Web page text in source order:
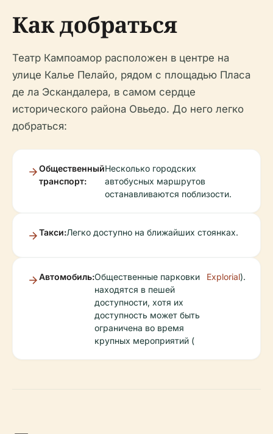
Как добраться
Театр Кампоамор расположен в центре на
улице Калье Пелайо, рядом с площадью Пласа
де ла Эскандалера, в самом сердце
исторического района Овьедо. До него легко
добраться:
Общественный
транспорт:
Несколько городских
автобусных маршрутов
останавливаются поблизости.
Такси:Легко доступно на ближайших стоянках.
Автомобиль:Общественные парковки
находятся в пешей
доступности, хотя их
доступность может быть
ограничена во время
крупных мероприятий (
Explorial).